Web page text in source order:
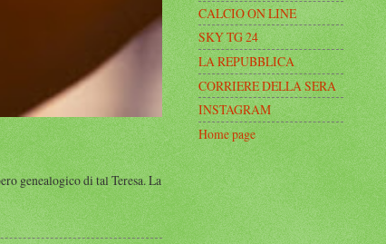
genealogico di tal Teresa. La
CALCIO ON LINE
SKY TG 24
LA REPUBBLICA
CORRIERE DELLA SERA
INSTAGRAM
Home page